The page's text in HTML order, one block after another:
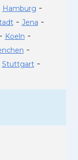
Hamburg -
- Jena -
- Koeln -
-
Stuttgart-